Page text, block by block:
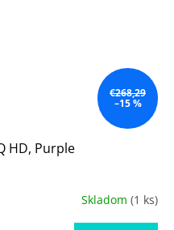
€268,29
–15 %
HD, Purple
Skladom (1 ks)